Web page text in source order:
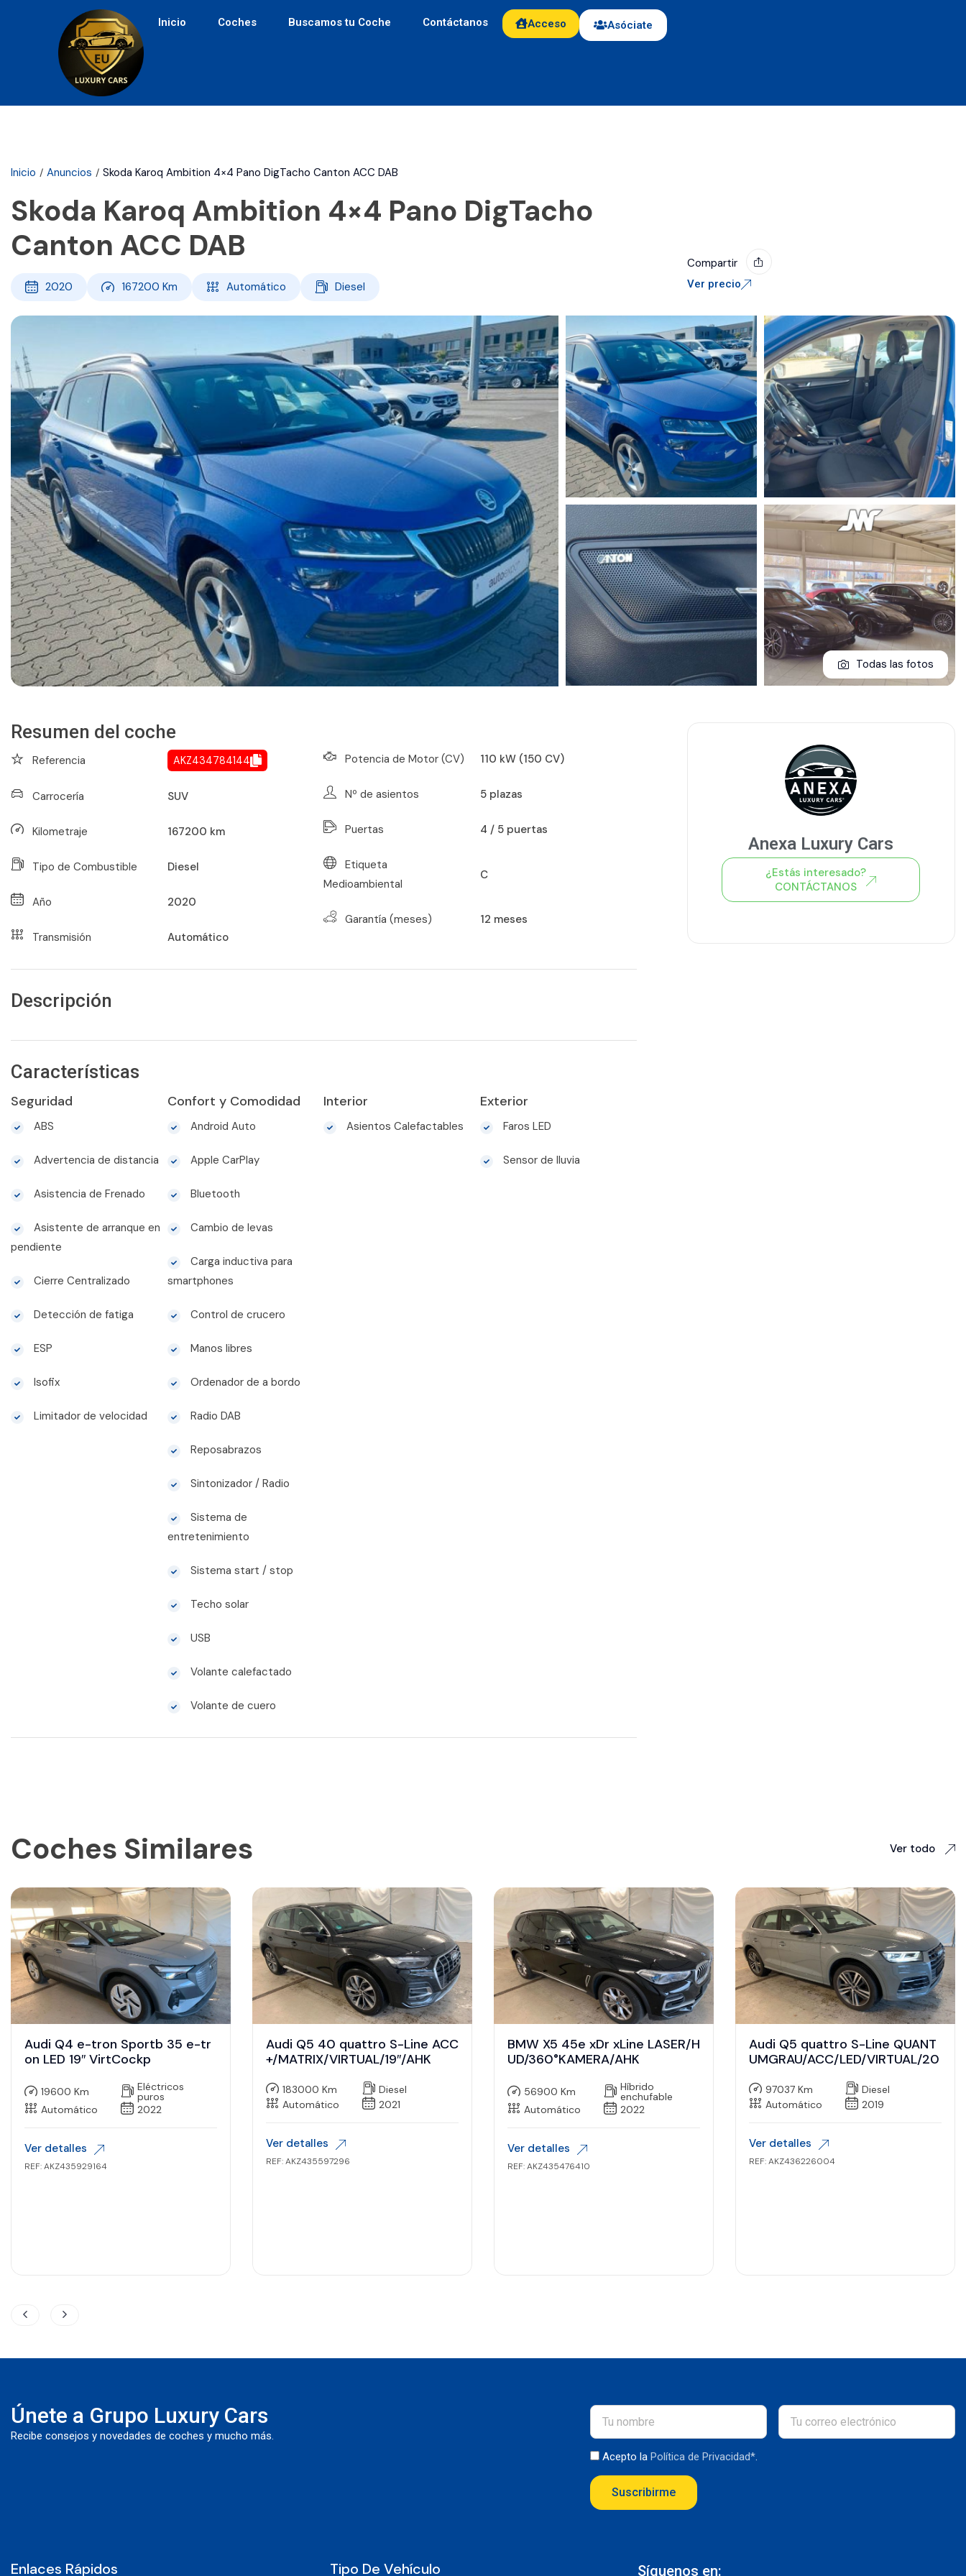
Inicio Coches Buscamos tu Coche Contáctanos Acceso Asóciate
Inicio Anuncios Skoda Karoq Ambition 4×4 Pano DigTacho Canton ACC DAB
Skoda Karoq Ambition 4×4 Pano DigTacho
Canton ACC DAB
2020 167200 Km Automático Diesel
Compartir
Ver precio
Todas las fotos
Resumen del coche
Referencia AKZ434784144
Carrocería SUV
Kilometraje 167200 km
Tipo de Combustible Diesel
Año 2020
Transmisión Automático
Potencia de Motor (CV) 110 kW (150 CV)
Nº de asientos 5 plazas
Puertas 4 / 5 puertas
Etiqueta
Medioambiental
C
Garantía (meses) 12 meses
Descripción
Características
Seguridad
ABS
Advertencia de distancia
Asistencia de Frenado
Asistente de arranque en
pendiente
Cierre Centralizado
Detección de fatiga
ESP
Isofix
Limitador de velocidad
Confort y Comodidad
Android Auto
Apple CarPlay
Bluetooth
Cambio de levas
Carga inductiva para
smartphones
Control de crucero
Manos libres
Ordenador de a bordo
Radio DAB
Reposabrazos
Sintonizador / Radio
Sistema de
entretenimiento
Sistema start / stop
Techo solar
USB
Volante calefactado
Volante de cuero
Interior
Asientos Calefactables
Exterior
Faros LED
Sensor de lluvia
Anexa Luxury Cars
¿Estás interesado?
CONTÁCTANOS
Coches Similares Ver todo
Audi Q4 e-tron Sportb 35 e-tr
on LED 19″ VirtCockp
19600 Km Eléctricos
puros
Automático
2022
Ver detalles
REF: AKZ435929164
Audi Q5 40 quattro S-Line ACC
+/MATRIX/VIRTUAL/19″/AHK
183000 Km
Diesel
Automático
2021
Ver detalles
REF: AKZ435597296
BMW X5 45e xDr xLine LASER/H
UD/360°KAMERA/AHK
56900 Km Híbrido
enchufable
Automático
2022
Ver detalles
REF: AKZ435476410
Audi Q5 quattro S-Line QUANT
UMGRAU/ACC/LED/VIRTUAL/20
97037 Km
Diesel
Automático
2019
Ver detalles
REF: AKZ436226004
Únete a Grupo Luxury Cars
Recibe consejos y novedades de coches y mucho más.
Acepto la Política de Privacidad*.
Suscribirme
Enlaces Rápidos Tipo De Vehículo Síguenos en: